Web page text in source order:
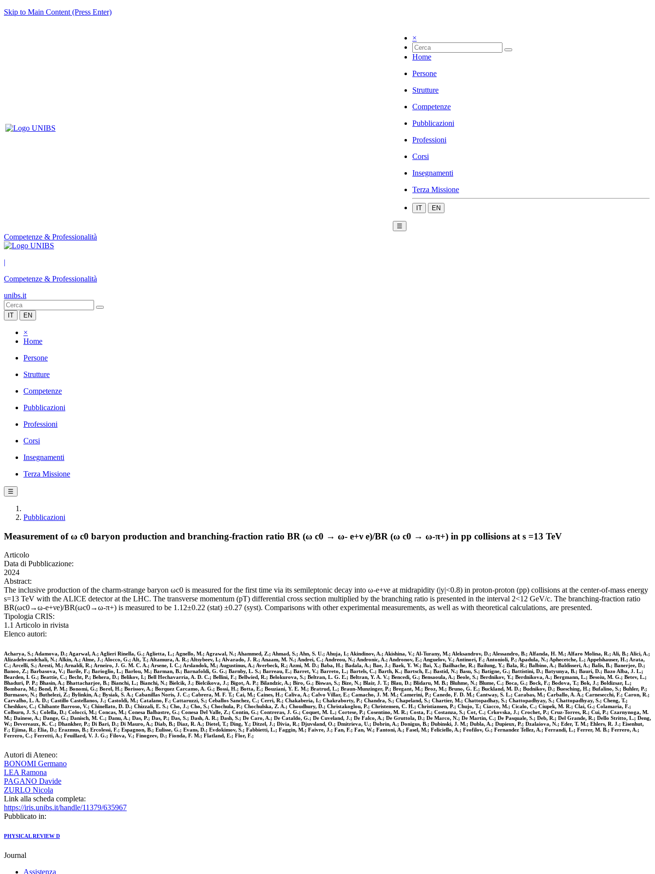
Skip to Main Content (Press Enter)
×
Home
Persone
Strutture
Competenze
Pubblicazioni
Professioni
Corsi
Insegnamenti
Terza Missione
IT EN
☰
Competenze & Professionalità
|
Competenze & Professionalità
unibs.it
IT EN
×
Home
Persone
Strutture
Competenze
Pubblicazioni
Professioni
Corsi
Insegnamenti
Terza Missione
☰
Pubblicazioni
Measurement of ω c0 baryon production and branching-fraction ratio BR (ω c0 → ω- e+ν e)/BR (ω c0 → ω-π+) in pp collisions at s =13 TeV
Articolo
Data di Pubblicazione:
2024
Abstract:
The inclusive production of the charm-strange baryon ωc0 is measured for the first time via its semileptonic decay into ω-e+νe at midrapidity (|y|<0.8) in proton-proton (pp) collisions at the center-of-mass energy
s=13 TeV with the ALICE detector at the LHC. The transverse momentum (pT) differential cross section multiplied by the branching ratio is presented in the interval 2<12 GeV/c. The branching-fraction ratio
BR(ωc0→ω-e+νe)/BR(ωc0→ω-π+) is measured to be 1.12±0.22 (stat) ±0.27 (syst). Comparisons with other experimental measurements, as well as with theoretical calculations, are presented.
Tipologia CRIS:
1.1 Articolo in rivista
Elenco autori:
Acharya, S.; Adamova, D.; Agarwal, A.; Aglieri Rinella, G.; Aglietta, L.; Agnello, M.; Agrawal, N.; Ahammed, Z.; Ahmad, S.; Ahn, S. U.; Ahuja, I.; Akindinov, A.; Akishina, V.; Al-Turany, M.; Aleksandrov, D.; Alessandro, B.; Alfanda, H. M.; Alfaro Molina, R.; Ali, B.; Alici, A.;
Alizadehvandchali, N.; Alkin, A.; Alme, J.; Alocco, G.; Alt, T.; Altamura, A. R.; Altsybeev, I.; Alvarado, J. R.; Anaam, M. N.; Andrei, C.; Andreou, N.; Andronic, A.; Andronov, E.; Anguelov, V.; Antinori, F.; Antonioli, P.; Apadula, N.; Aphecetche, L.; Appelshauser, H.; Arata,
C.; Arcelli, S.; Aresti, M.; Arnaldi, R.; Arneiro, J. G. M. C. A.; Arsene, I. C.; Arslandok, M.; Augustinus, A.; Averbeck, R.; Azmi, M. D.; Baba, H.; Badala, A.; Bae, J.; Baek, Y. W.; Bai, X.; Bailhache, R.; Bailung, Y.; Bala, R.; Balbino, A.; Baldisseri, A.; Balis, B.; Banerjee, D.;
Banoo, Z.; Barbasova, V.; Barile, F.; Barioglio, L.; Barlou, M.; Barman, B.; Barnafoldi, G. G.; Barnby, L. S.; Barreau, E.; Barret, V.; Barreto, L.; Bartels, C.; Barth, K.; Bartsch, E.; Bastid, N.; Basu, S.; Batigne, G.; Battistini, D.; Batyunya, B.; Bauri, D.; Bazo Alba, J. L.;
Bearden, I. G.; Beattie, C.; Becht, P.; Behera, D.; Belikov, I.; Bell Hechavarria, A. D. C.; Bellini, F.; Bellwied, R.; Belokurova, S.; Beltran, L. G. E.; Beltran, Y. A. V.; Bencedi, G.; Bensaoula, A.; Beole, S.; Berdnikov, Y.; Berdnikova, A.; Bergmann, L.; Besoiu, M. G.; Betev, L.;
Bhaduri, P. P.; Bhasin, A.; Bhattacharjee, B.; Bianchi, L.; Bianchi, N.; Bielcik, J.; Bielcikova, J.; Bigot, A. P.; Bilandzic, A.; Biro, G.; Biswas, S.; Bize, N.; Blair, J. T.; Blau, D.; Blidaru, M. B.; Bluhme, N.; Blume, C.; Boca, G.; Bock, F.; Bodova, T.; Bok, J.; Boldizsar, L.;
Bombara, M.; Bond, P. M.; Bonomi, G.; Borel, H.; Borissov, A.; Borquez Carcamo, A. G.; Bossi, H.; Botta, E.; Bouziani, Y. E. M.; Bratrud, L.; Braun-Munzinger, P.; Bregant, M.; Broz, M.; Bruno, G. E.; Buckland, M. D.; Budnikov, D.; Buesching, H.; Bufalino, S.; Buhler, P.;
Burmasov, N.; Buthelezi, Z.; Bylinkin, A.; Bysiak, S. A.; Cabanillas Noris, J. C.; Cabrera, M. F. T.; Cai, M.; Caines, H.; Caliva, A.; Calvo Villar, E.; Camacho, J. M. M.; Camerini, P.; Canedo, F. D. M.; Cantway, S. L.; Carabas, M.; Carballo, A. A.; Carnesecchi, F.; Caron, R.;
Carvalho, L. A. D.; Castillo Castellanos, J.; Castoldi, M.; Catalano, F.; Cattaruzzi, S.; Ceballos Sanchez, C.; Cerri, R.; Chakaberia, I.; Chakraborty, P.; Chandra, S.; Chapeland, S.; Chartier, M.; Chattopadhay, S.; Chattopadhyay, S.; Chattopadhyay, S.; Cheng, T.;
Cheshkov, C.; Chibante Barroso, V.; Chinellato, D. D.; Chizzali, E. S.; Cho, J.; Cho, S.; Chochula, P.; Chochulska, Z. A.; Choudhury, D.; Christakoglou, P.; Christensen, C. H.; Christiansen, P.; Chujo, T.; Ciacco, M.; Cicalo, C.; Ciupek, M. R.; Clai, G.; Colamaria, F.;
Colburn, J. S.; Colella, D.; Colocci, M.; Concas, M.; Conesa Balbastre, G.; Conesa Del Valle, Z.; Contin, G.; Contreras, J. G.; Coquet, M. L.; Cortese, P.; Cosentino, M. R.; Costa, F.; Costanza, S.; Cot, C.; Crkovska, J.; Crochet, P.; Cruz-Torres, R.; Cui, P.; Czarnynoga, M.
M.; Dainese, A.; Dange, G.; Danisch, M. C.; Danu, A.; Das, P.; Das, P.; Das, S.; Dash, A. R.; Dash, S.; De Caro, A.; De Cataldo, G.; De Cuveland, J.; De Falco, A.; De Gruttola, D.; De Marco, N.; De Martin, C.; De Pasquale, S.; Deb, R.; Del Grande, R.; Dello Stritto, L.; Deng,
W.; Devereaux, K. C.; Dhankher, P.; Di Bari, D.; Di Mauro, A.; Diab, B.; Diaz, R. A.; Dietel, T.; Ding, Y.; Ditzel, J.; Divia, R.; Djuvsland, O.; Dmitrieva, U.; Dobrin, A.; Donigus, B.; Dubinski, J. M.; Dubla, A.; Dupieux, P.; Dzalaiova, N.; Eder, T. M.; Ehlers, R. J.; Eisenhut,
F.; Ejima, R.; Elia, D.; Erazmus, B.; Ercolessi, F.; Espagnon, B.; Eulisse, G.; Evans, D.; Evdokimov, S.; Fabbietti, L.; Faggin, M.; Faivre, J.; Fan, F.; Fan, W.; Fantoni, A.; Fasel, M.; Feliciello, A.; Feofilov, G.; Fernandez Tellez, A.; Ferrandi, L.; Ferrer, M. B.; Ferrero, A.;
Ferrero, C.; Ferretti, A.; Feuillard, V. J. G.; Filova, V.; Finogeev, D.; Fionda, F. M.; Flatland, E.; Flor, F.;
Autori di Ateneo:
BONOMI Germano
LEA Ramona
PAGANO Davide
ZURLO Nicola
Link alla scheda completa:
https://iris.unibs.it/handle/11379/635967
Pubblicato in:
PHYSICAL REVIEW D
Journal
Assistenza